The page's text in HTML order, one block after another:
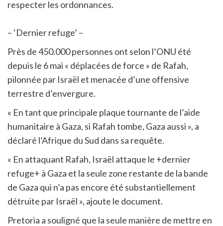
respecter les ordonnances.
– ‘Dernier refuge’ –
Près de 450.000 personnes ont selon l’ONU été
depuis le 6 mai « déplacées de force » de Rafah,
pilonnée par Israël et menacée d’une offensive
terrestre d’envergure.
« En tant que principale plaque tournante de l’aide
humanitaire à Gaza, si Rafah tombe, Gaza aussi », a
déclaré l’Afrique du Sud dans sa requête.
« En attaquant Rafah, Israël attaque le +dernier
refuge+ à Gaza et la seule zone restante de la bande
de Gaza qui n’a pas encore été substantiellement
détruite par Israël », ajoute le document.
Pretoria a souligné que la seule manière de mettre en